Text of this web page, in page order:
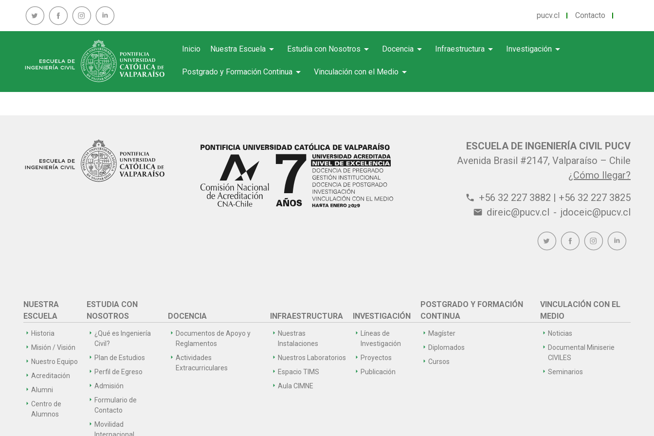
pucv.cl Contacto
Inicio Nuestra Escuela arrow_drop_down Estudia con Nosotros arrow_drop_down Docencia arrow_drop_down Infraestructura arrow_drop_down Investigación arrow_drop_down
Postgrado y Formación Continua arrow_drop_down Vinculación con el Medio arrow_drop_down
ESCUELA DE INGENIERÍA CIVIL PUCV
Avenida Brasil #2147, Valparaíso – Chile
¿Cómo llegar?
phone +56 32 227 3882 | +56 32 227 3825
email direic@pucv.cl - jdoceic@pucv.cl
NUESTRA
ESCUELA
Historia
Misión / Visión
Nuestro Equipo
Acreditación
Alumni
Centro de
Alumnos
ESTUDIA CON
NOSOTROS
¿Qué es Ingeniería
Civil?
Plan de Estudios
Perfil de Egreso
Admisión
Formulario de
Contacto
Movilidad
DOCENCIA
Documentos de Apoyo y
Reglamentos
Actividades
Extracurriculares
INFRAESTRUCTURA
Nuestras
Instalaciones
Nuestros Laboratorios
Espacio TIMS
Aula CIMNE
INVESTIGACIÓN
Líneas de
Investigación
Proyectos
Publicación
POSTGRADO Y FORMACIÓN
CONTINUA
Magíster
Diplomados
Cursos
VINCULACIÓN CON EL
MEDIO
Noticias
Documental Miniserie
CIVILES
Seminarios